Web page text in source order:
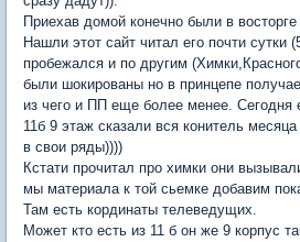
Приехав домой конечно были в
Нашли этот сайт читал его почти сутки
пробежался и по другим
были шокированы но в принцепе
из чего и ПП еще более менее. Сегодня
11б 9 этаж сказали вся конитель
в свои ряды))))
Кстати прочитал про химки они
мы материала к той сьемке добавим
Там есть кординаты телеведущих.
Может кто есть из 11 б он же 9 корпус